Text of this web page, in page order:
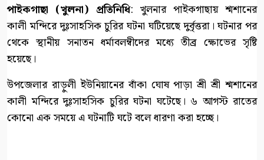
পাইকগাছা (খুলনা) প্রতিনিধি: খুলনার পাইকগাছায় শ্মশানের
কালী মন্দিরে দুঃসাহসিক চুরির ঘটনা ঘটিয়েছে দুর্বৃত্তরা। ঘটনার পর
থেকে স্থানীয় সনাতন ধর্মাবলম্বীদের মধ্যে তীব্র ক্ষোভের সৃষ্টি
হয়েছে।
উপজেলার রাড়ুলী ইউনিয়ানের বাঁকা ঘোষ পাড়া শ্রী শ্রী শ্মশানের
কালী মন্দিরে দুঃসাহসিক চুরির ঘটনা ঘটেছে। ৬ আগস্ট রাতের
কোনো এক সময়ে এ ঘটনাটি ঘটে বলে ধারণা করা হচ্ছে।